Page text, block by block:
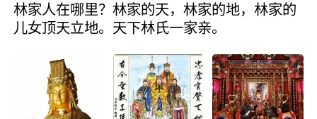
林家人在哪里？林家的天，林家的地，林家的
儿女顶天立地。天下林氏一家亲。